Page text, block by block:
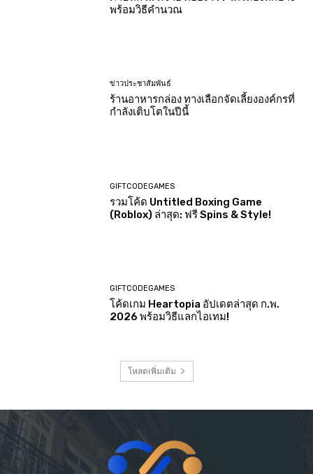
พร้อมวิธีคำนวณ
ข่าวประชาสัมพันธ์
ร้านอาหารกล่อง ทางเลือกจัดเลี้ยงองค์กรที่
กำลังเติบโตในปีนี้
GIFTCODEGAMES
รวมโค้ด Untitled Boxing Game
(Roblox) ล่าสุด: ฟรี Spins & Style!
GIFTCODEGAMES
โค้ดเกม Heartopia อัปเดตล่าสุด ก.พ.
2026 พร้อมวิธีแลกไอเทม!
โหลดเพิ่มเติม